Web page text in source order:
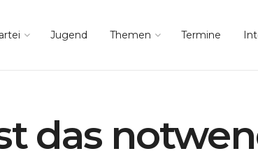
Jugend Themen Termine
das